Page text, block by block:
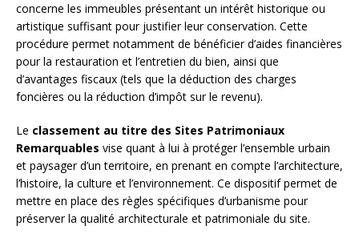
concerne les immeubles présentant un intérêt historique ou
artistique suffisant pour justifier leur conservation. Cette
procédure permet notamment de bénéficier d’aides financières
pour la restauration et l’entretien du bien, ainsi que
d’avantages fiscaux (tels que la déduction des charges
foncières ou la réduction d’impôt sur le revenu).
Le classement au titre des Sites Patrimoniaux
Remarquables vise quant à lui à protéger l’ensemble urbain
et paysager d’un territoire, en prenant en compte l’architecture,
l’histoire, la culture et l’environnement. Ce dispositif permet de
mettre en place des règles spécifiques d’urbanisme pour
préserver la qualité architecturale et patrimoniale du site.